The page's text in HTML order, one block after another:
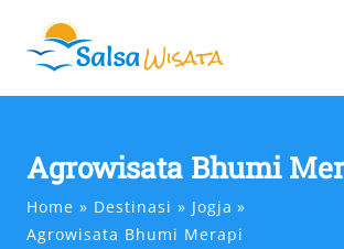
content
Agrowisata Bhumi
Home Destinasi
Jogja
Agrowisata Bhumi Merapi